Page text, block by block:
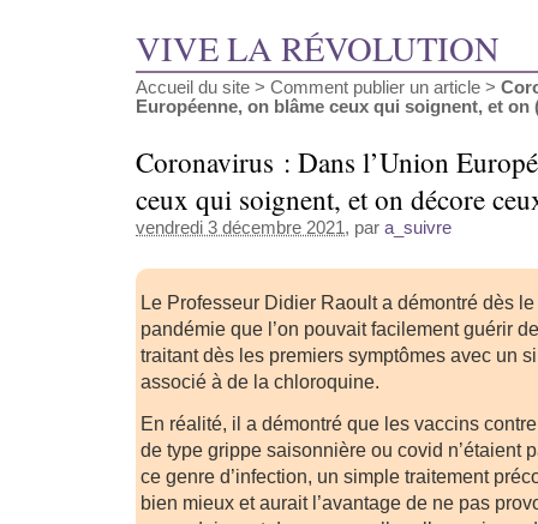
VIVE LA RÉVOLUTION
Accueil du site > Comment publier un article >
Européenne, on blâme ceux qui soignent, et on
Coronavirus : Dans l’Union
ceux qui soignent, et on décore
vendredi 3 décembre 2021 , par a_suivre
Le Professeur Didier Raoult a démontré dès
pandémie que l’on pouvait facilement guérir
traitant dès les premiers symptômes avec un
associé à de la chloroquine.
En réalité, il a démontré que les vaccins
de type grippe saisonnière ou covid n’étaient
ce genre d’infection, un simple traitement
bien mieux et aurait l’avantage de ne pas